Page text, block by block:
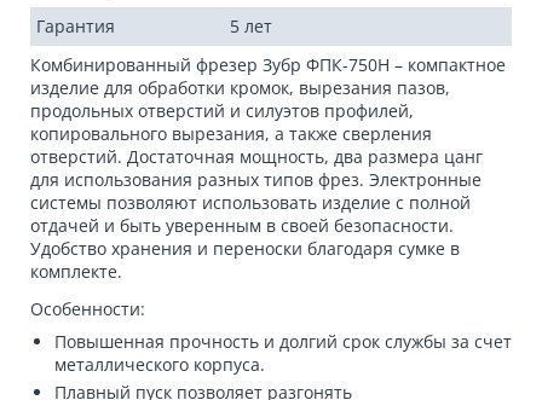
Гарантия
5 лет
Комбинированный фрезер Зубр ФПК-750Н – компактное
изделие для обработки кромок, вырезания пазов,
продольных отверстий и силуэтов профилей,
копировального вырезания, а также сверления
отверстий. Достаточная мощность, два размера цанг
для использования разных типов фрез. Электронные
системы позволяют использовать изделие с полной
отдачей и быть уверенным в своей безопасности.
Удобство хранения и переноски благодаря сумке в
комплекте.
Особенности:
Повышенная прочность и долгий срок службы за счет
металлического корпуса.
Плавный пуск позволяет разгонять